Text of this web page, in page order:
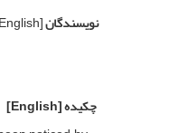
نویسندگان[English]
چکیده[English]